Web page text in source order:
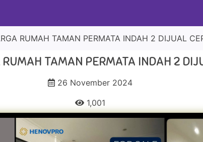
RUMAH TAMAN PERMATA INDAH 2 DIJUAL
TAMAN PERMATA INDAH 2
26 November 2024
1,001